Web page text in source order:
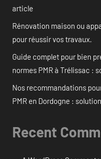
article
Rénovation maison ou
pour réussir vos travaux.
Guide complet pour bien
normes PMR à Trélissac :
Nos recommandations
PMR en Dordogne :
Recent